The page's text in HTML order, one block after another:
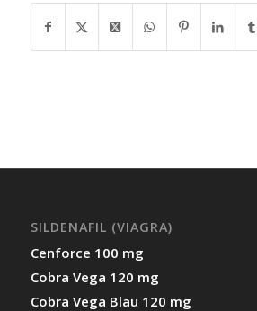
SILDENAFIL (VIAGRA)
Cenforce 100 mg
Cobra Vega 120 mg
Cobra Vega Blau 120 mg